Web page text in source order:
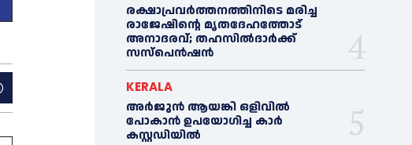
രക്ഷാപ്രവർത്തനത്തിനിടെ മരിച്ച
രാജേഷിന്റെ മൃതദേഹത്തോട്
അനാദരവ്; തഹസിൽദാർക്ക്
സസ്പെൻഷൻ
KERALA
അര്‍ജുന്‍ ആയങ്കി ഒളിവില്‍
പോകാന്‍ ഉപയോഗിച്ച കാര്‍
കസ്റ്റഡിയില്‍